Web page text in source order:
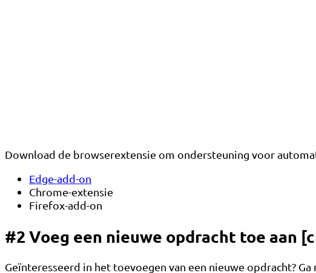
Download de browserextensie om ondersteuning voor
Edge-add-on
Chrome-extensie
Firefox-add-on
#2 Voeg een nieuwe opdracht toe aan
Geïnteresseerd in het toevoegen van een nieuwe opdracht? Ga